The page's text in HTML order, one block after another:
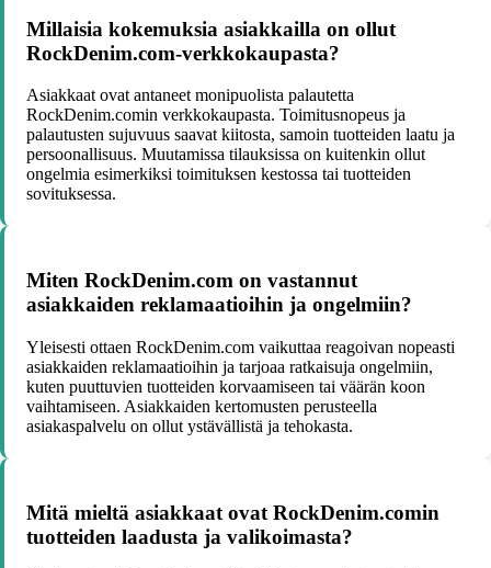
Millaisia kokemuksia asiakkailla on ollut
RockDenim.com-verkkokaupasta?
Asiakkaat ovat antaneet monipuolista palautetta
RockDenim.comin verkkokaupasta. Toimitusnopeus ja
palautusten sujuvuus saavat kiitosta, samoin tuotteiden laatu ja
persoonallisuus. Muutamissa tilauksissa on kuitenkin ollut
ongelmia esimerkiksi toimituksen kestossa tai tuotteiden
sovituksessa.
Miten RockDenim.com on vastannut
asiakkaiden reklamaatioihin ja ongelmiin?
Yleisesti ottaen RockDenim.com vaikuttaa reagoivan nopeasti
asiakkaiden reklamaatioihin ja tarjoaa ratkaisuja ongelmiin,
kuten puuttuvien tuotteiden korvaamiseen tai väärän koon
vaihtamiseen. Asiakkaiden kertomusten perusteella
asiakaspalvelu on ollut ystävällistä ja tehokasta.
Mitä mieltä asiakkaat ovat RockDenim.comin
tuotteiden laadusta ja valikoimasta?